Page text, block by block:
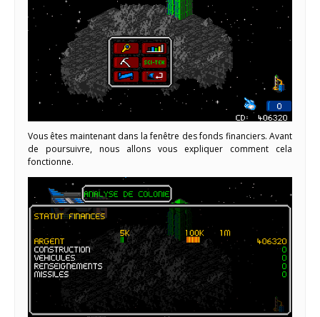
Vous êtes maintenant dans la fenêtre des fonds financiers. Avant
de poursuivre, nous allons vous expliquer comment cela
fonctionne.